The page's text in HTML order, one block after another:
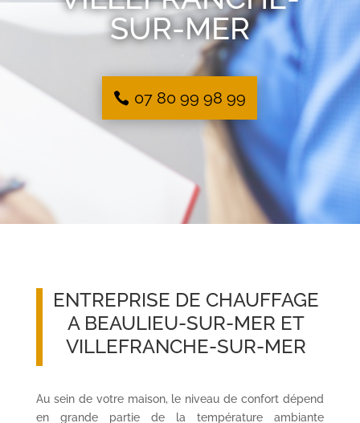
SUR-MER
07 80 99 98 99
ENTREPRISE DE CHAUFFAGE
A BEAULIEU-SUR-MER ET
VILLEFRANCHE-SUR-MER
Au sein de votre maison, le niveau de confort dépend
en grande partie de la température ambiante